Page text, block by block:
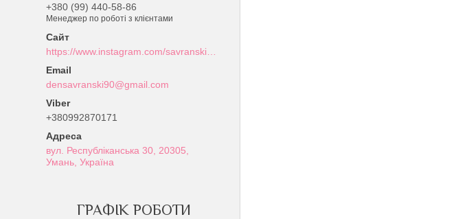
+380 (99) 440-58-86
Менеджер по роботі з клієнтами
densavranski90@gmail.com
+380992870171
вул. Республіканська 30, 20305,
Умань, Україна
ГРАФІК РОБОТИ